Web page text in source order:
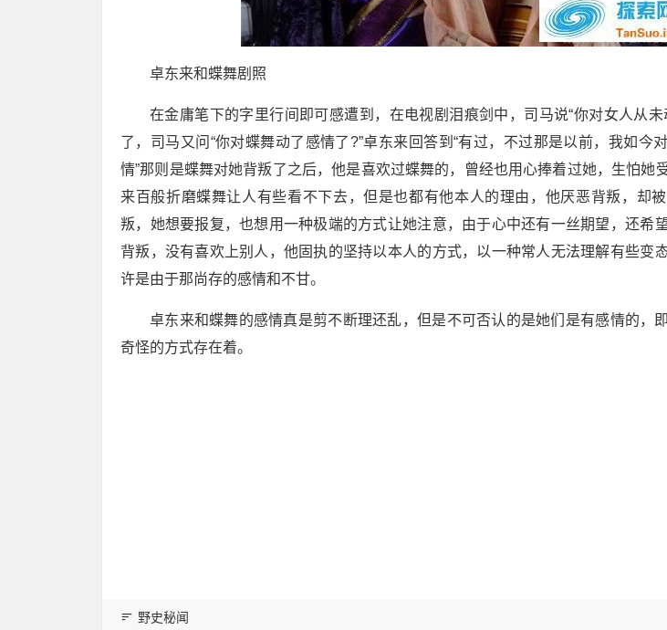
卓东来和蝶舞剧照
在金庸笔下的字里行间即可感遭到，在电视剧泪痕剑中，司马说“你对女人从
了，司马又问“你对蝶舞动了感情了?”卓东来回答到“有过，不过那是以前，我如今
情”那则是蝶舞对她背叛了之后，他是喜欢过蝶舞的，曾经也用心捧着过她，生怕她
来百般折磨蝶舞让人有些看不下去，但是也都有他本人的理由，他厌恶背叛，却
叛，她想要报复，也想用一种极端的方式让她注意，由于心中还有一丝期望，还希
背叛，没有喜欢上别人，他固执的坚持以本人的方式，以一种常人无法理解有些变
许是由于那尚存的感情和不甘。
卓东来和蝶舞的感情真是剪不断理还乱，但是不可否认的是她们是有感情的，
奇怪的方式存在着。
野史秘闻